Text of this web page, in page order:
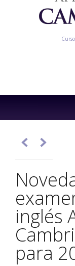
inglés
para
 